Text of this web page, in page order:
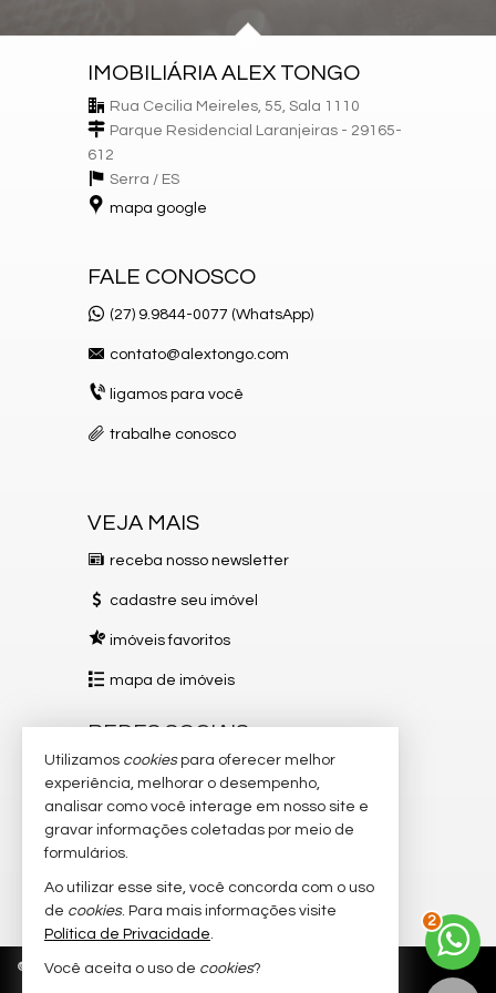
IMOBILIÁRIA ALEX TONGO
Rua Cecilia Meireles, 55, Sala 1110
Parque Residencial Laranjeiras - 29165-
612
Serra / ES
mapa google
FALE CONOSCO
(27) 9.9844-0077 (WhatsApp)
contato@alextongo.com
ligamos para você
trabalhe conosco
VEJA MAIS
receba nosso newsletter
cadastre seu imóvel
imóveis favoritos
mapa de imóveis
REDES SOCIAIS
Instagram
Facebook
TikTok
YouTube
© 2026 CRECI/ES 12151-J Política de Privacidade
2
Utilizamos cookiespara oferecer melhor
experiência, melhorar o desempenho,
analisar como você interage em nosso site e
gravar informações coletadas por meio de
formulários.
Ao utilizar esse site, você concorda com o uso
de cookies. Para mais informações visite
Política de Privacidade.
Você aceita o uso de cookies?